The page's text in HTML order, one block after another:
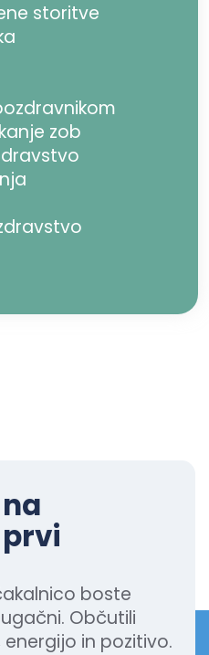
storitve
zob
boste
Občutili
in pozitivo.